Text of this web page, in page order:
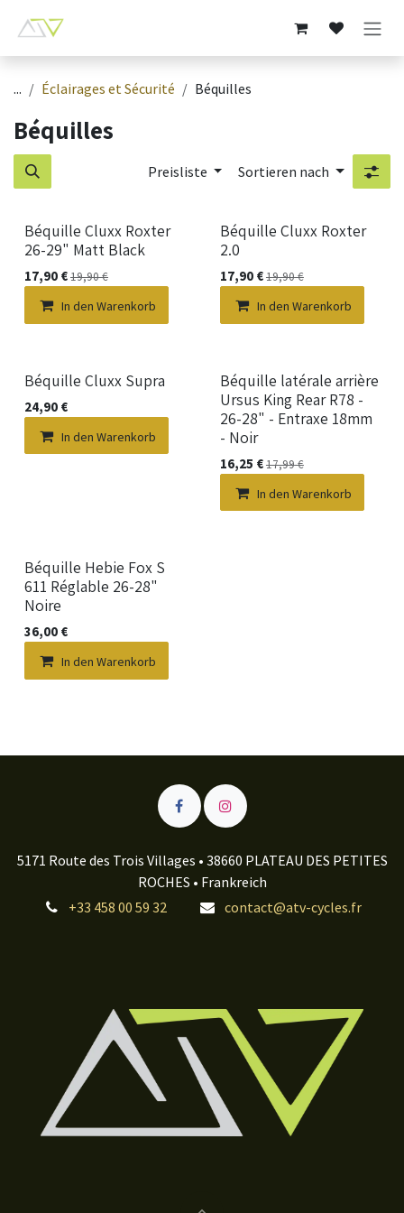
... Éclairages et Sécurité Béquilles
Béquilles
Preisliste Sortieren nach
Béquille Cluxx Roxter
26-29" Matt Black
17,90 €19,90€
In den Warenkorb
Béquille Cluxx Roxter
2.0
17,90€19,90€
In den Warenkorb
Béquille Cluxx Supra
24,90 €
In den Warenkorb
Béquille latérale arrière
Ursus King Rear R78 -
26-28" - Entraxe 18mm
- Noir
16,25 €17,99€
In den Warenkorb
Neu!
Béquille Hebie Fox S
611 Réglable 26-28"
Noire
36,00 €
In den Warenkorb
5171 Route des Trois Villages • 38660 PLATEAU DES PETITES
ROCHES • Frankreich
+33 458 00 59 32
contact@atv-cycles.fr